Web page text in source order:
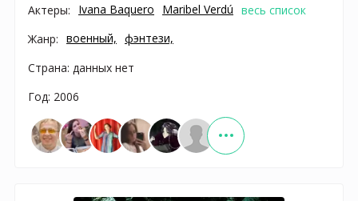
Актеры:
Ivana Baquero Maribel Verdú весь список
Жанр: военный, фэнтези,
Страна: данных нет
Год: 2006